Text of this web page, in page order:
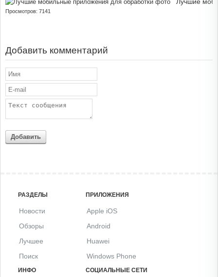
Просмотров: 7141
Добавить комментарий
Добавить
РАЗДЕЛЫ
Новости
Обзоры
Лучшее
Поиск
ПРИЛОЖЕНИЯ
Apple iOS
Android
Huawei
Windows Phone
ИНФО СОЦИАЛЬНЫЕ СЕТИ